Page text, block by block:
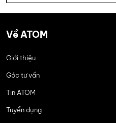
Về ATOM
Giới thiệu
Góc tư vấn
Tin ATOM
Tuyển dụng